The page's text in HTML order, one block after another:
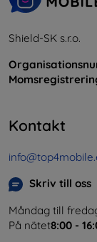
Shield-SK s.r.o.
Kontakt
Skriv till oss
Måndag till
På nätet8:00 -